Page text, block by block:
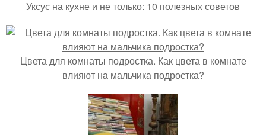
Уксус на кухне и не только: 10 полезных советов
Цвета для комнаты подростка. Как цвета в комнате
влияют на мальчика подростка?